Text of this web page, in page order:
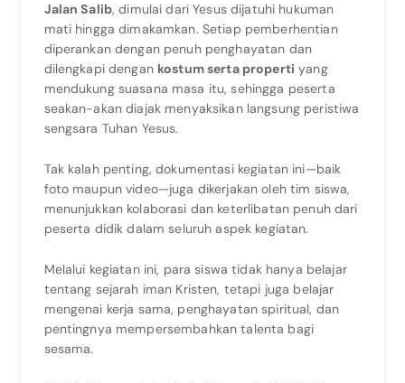
Jalan Salib, dimulai dari Yesus dijatuhi hukuman
mati hingga dimakamkan. Setiap pemberhentian
diperankan dengan penuh penghayatan dan
dilengkapi dengan kostum serta properti yang
mendukung suasana masa itu, sehingga peserta
seakan-akan diajak menyaksikan langsung peristiwa
sengsara Tuhan Yesus.
Tak kalah penting, dokumentasi kegiatan ini—baik
foto maupun video—juga dikerjakan oleh tim siswa,
menunjukkan kolaborasi dan keterlibatan penuh dari
peserta didik dalam seluruh aspek kegiatan.
Melalui kegiatan ini, para siswa tidak hanya belajar
tentang sejarah iman Kristen, tetapi juga belajar
mengenai kerja sama, penghayatan spiritual, dan
pentingnya mempersembahkan talenta bagi
sesama.